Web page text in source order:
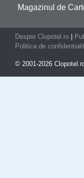
Magazinul de
Despre Clopotel.ro
Politica de
© 2001-2026